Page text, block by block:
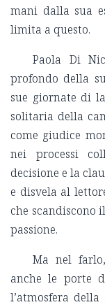
mani dalla sua
limita a questo.
Paola Di
profondo della
sue giornate di
solitaria della
come giudice
nei processi
decisione e la
e disvela al
che scandiscono
passione.
Ma nel
anche le porte
l’atmosfera